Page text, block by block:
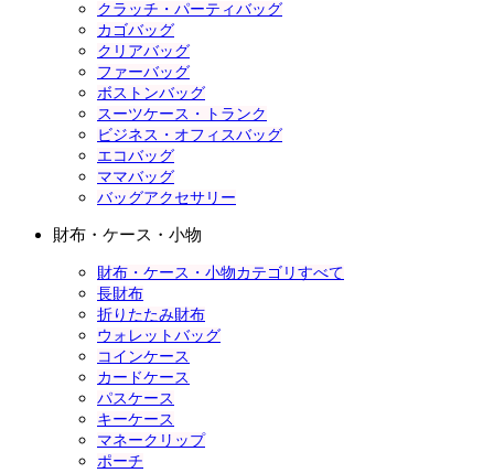
クラッチ・パーティバッグ
カゴバッグ
クリアバッグ
ファーバッグ
ボストンバッグ
スーツケース・トランク
ビジネス・オフィスバッグ
エコバッグ
ママバッグ
バッグアクセサリー
財布・ケース・小物
財布・ケース・小物カテゴリすべて
長財布
折りたたみ財布
ウォレットバッグ
コインケース
カードケース
パスケース
キーケース
マネークリップ
ポーチ